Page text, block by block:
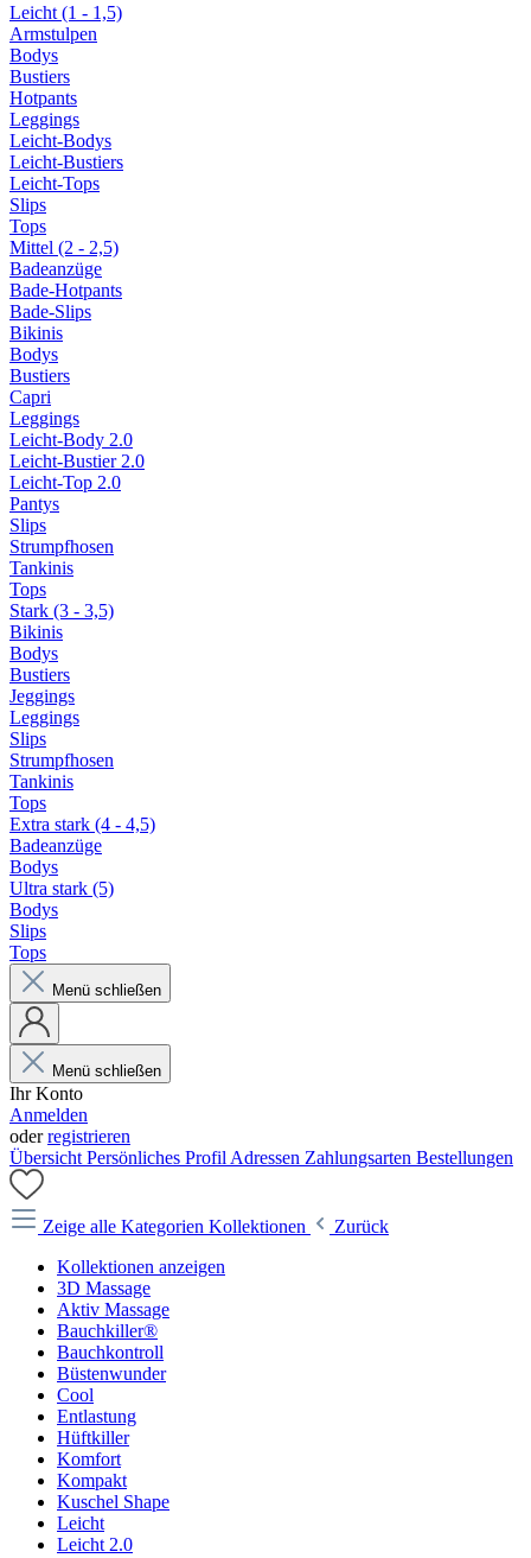
Leicht (1 - 1,5)
Armstulpen
Bodys
Bustiers
Hotpants
Leggings
Leicht-Bodys
Leicht-Bustiers
Leicht-Tops
Slips
Tops
Mittel (2 - 2,5)
Badeanzüge
Bade-Hotpants
Bade-Slips
Bikinis
Bodys
Bustiers
Capri
Leggings
Leicht-Body 2.0
Leicht-Bustier 2.0
Leicht-Top 2.0
Pantys
Slips
Strumpfhosen
Tankinis
Tops
Stark (3 - 3,5)
Bikinis
Bodys
Bustiers
Jeggings
Leggings
Slips
Strumpfhosen
Tankinis
Tops
Extra stark (4 - 4,5)
Badeanzüge
Bodys
Ultra stark (5)
Bodys
Slips
Tops
Menü schließen
Menü schließen
Ihr Konto
Anmelden
oderregistrieren
Übersicht Persönliches Profil Adressen Zahlungsarten Bestellungen
Zeige alle Kategorien Kollektionen
Zurück
Kollektionen anzeigen
3D Massage
Aktiv Massage
Bauchkiller®
Bauchkontroll
Büstenwunder
Cool
Entlastung
Hüftkiller
Komfort
Kompakt
Kuschel Shape
Leicht
Leicht 2.0